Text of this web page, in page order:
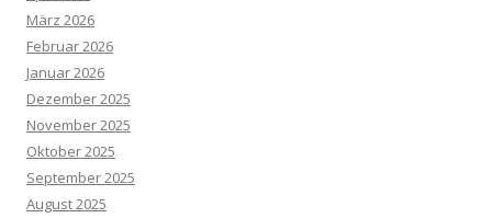
März 2026
Februar 2026
Januar 2026
Dezember 2025
November 2025
Oktober 2025
September 2025
August 2025